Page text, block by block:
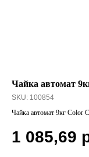
Чайка автомат
SKU: 100854
Чайка автомат 9кг Color
1 085,69